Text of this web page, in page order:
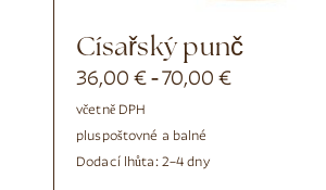
Císařský punč
36,00€ - 70,00€
včetně DPH
pluspoštovné a balné
Dodací lhůta: 2–4 dny